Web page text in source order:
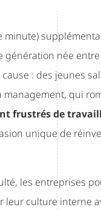
minute)
génération née
: des jeunes
qui
frustrés de
unique de
les entreprises
leur culture interne